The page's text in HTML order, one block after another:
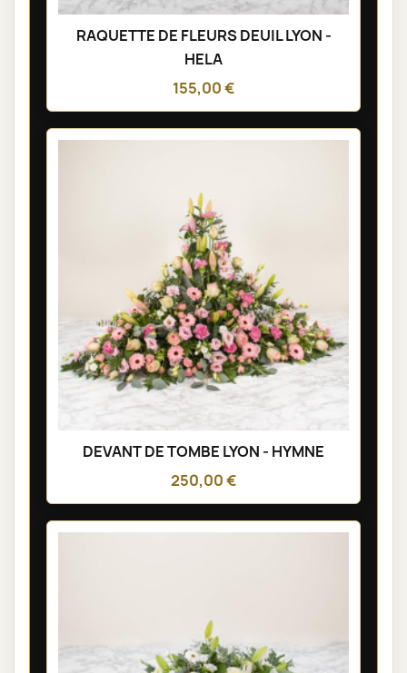
RAQUETTE DE FLEURS DEUIL LYON -
HELA
155,00 €
DEVANT DE TOMBE LYON - HYMNE
250,00 €